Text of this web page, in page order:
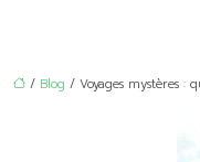
/ Blog / Voyages mystères :